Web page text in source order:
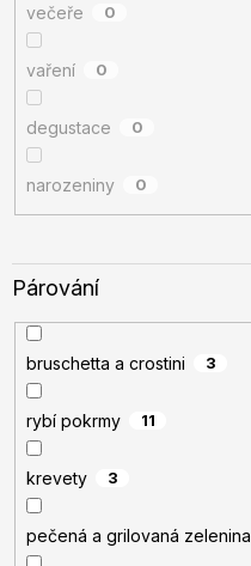
večeře 0
vaření 0
degustace 0
narozeniny 0
Párování
bruschetta a crostini 3
rybí pokrmy 11
krevety 3
pečená a grilovaná zelenina